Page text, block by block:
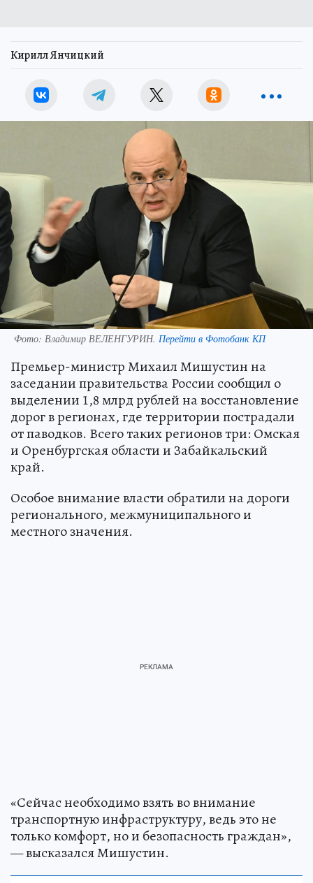
Кирилл Янчицкий
Фото: Владимир ВЕЛЕНГУРИН. Перейти в Фотобанк КП
Премьер-министр Михаил Мишустин на
заседании правительства России сообщил о
выделении 1,8 млрд рублей на восстановление
дорог в регионах, где территории пострадали
от паводков. Всего таких регионов три: Омская
и Оренбургская области и Забайкальский
край.
Особое внимание власти обратили на дороги
регионального, межмуниципального и
местного значения.
«Сейчас необходимо взять во внимание
транспортную инфраструктуру, ведь это не
только комфорт, но и безопасность граждан»,
— высказался Мишустин.